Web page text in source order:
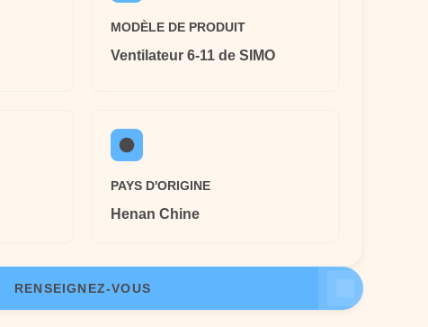
MODÈLE DE PRODUIT
Ventilateur 6-11 de SIMO
PAYS D'ORIGINE
Henan Chine
RENSEIGNEZ-VOUS